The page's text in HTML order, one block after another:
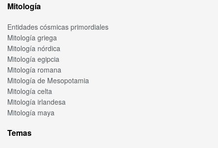
Mitología
Entidades cósmicas primordiales
Mitología griega
Mitología nórdica
Mitología egipcia
Mitología romana
Mitología de Mesopotamia
Mitología celta
Mitología irlandesa
Mitología maya
Temas